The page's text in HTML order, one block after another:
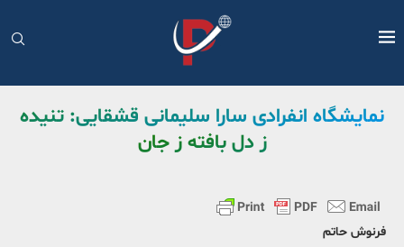
نمایشگاه انفرادی سارا سلیمانی قشقایی: تنیده
ز دل بافته ز جان
فرنوش حاتم